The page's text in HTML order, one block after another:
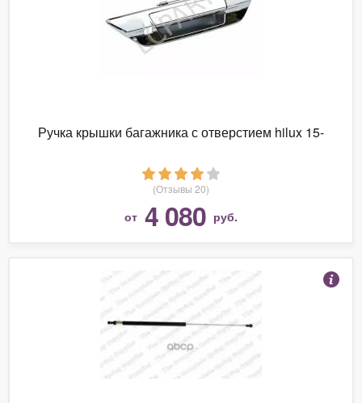
Ручка крышки багажника с отверстием hilux 15-
(Отзывы 20)
от 4 080 руб.